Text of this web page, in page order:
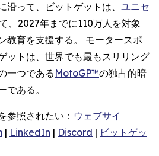
沿って、ビットゲットは、 ユニセ
、2027年までに110万人を対象
教育を支援する。 モータースポ
ットは、世界でも最もスリリング
一つである MotoGP™の独占的暗
である。
参照されたい： ウェブサイ
| LinkedIn | Discord | ビットゲッ